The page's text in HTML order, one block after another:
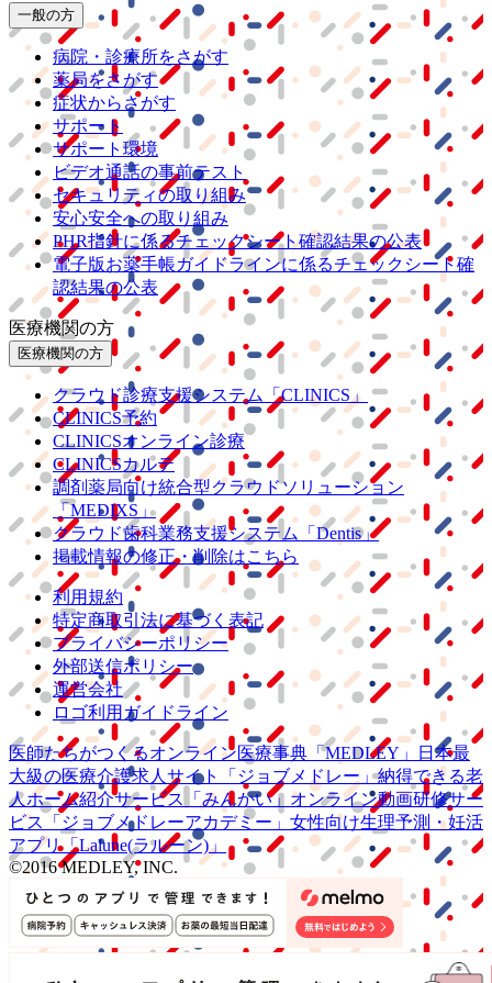
一般の方
病院・診療所をさがす
薬局をさがす
症状からさがす
サポート
サポート環境
ビデオ通話の事前テスト
セキュリティの取り組み
安心安全への取り組み
PHR指針に係るチェックシート確認結果の公表
電子版お薬手帳ガイドラインに係るチェックシート確
認結果の公表
医療機関の方
医療機関の方
クラウド診療支援システム
「CLINICS」
CLINICS予約
CLINICSオンライン診療
CLINICSカルテ
調剤薬局向け統合型クラウドソリューション
「MEDIXS」
クラウド歯科業務支援システム
「Dentis」
掲載情報の修正・削除はこちら
利用規約
特定商取引法に基づく表記
プライバシーポリシー
外部送信ポリシー
運営会社
ロゴ利用ガイドライン
医師たちがつくるオンライン医療事典 「MEDLEY」
日本最
大級の医療介護求人サイト 「ジョブメドレー」納得できる老
人ホーム紹介サービス
「みんかい」 オンライン動画研修サー
ビス
「ジョブメドレーアカデミー」 女性向け生理予測・妊活
アプリ「Lalune(ラルーン)」
©2016 MEDLEY, INC.